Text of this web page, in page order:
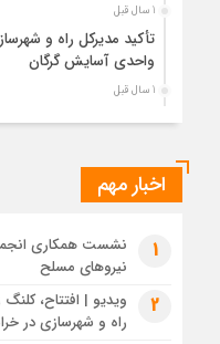
1 سال قبل
واحدی آسایش گرگان
1 سال قبل
اطلاع نگاشت | اقدامات
1 سال قبل
بررسی مسائل مربوط به
1 سال قبل
ببینید|بازدید میدانی
فنی و شهرسازی سازمان
پروژه ۳۰۰۰ واحدی نهضت ملی مسکن داراب
اخبار مهم
1
نشست همکاری انجمن
نیروهای مسلح
2
ویدیو | افتتاح،
راه و شهرسازی در